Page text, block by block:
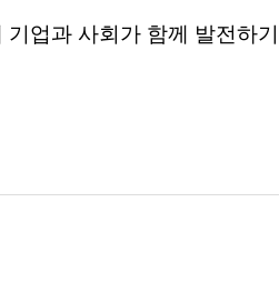
기업과 사회가 함께
발전하기